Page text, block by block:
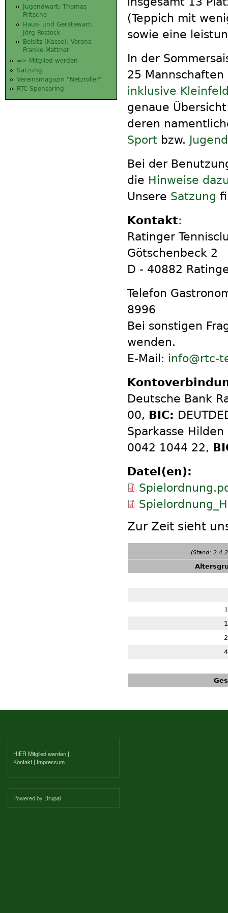
Jugendwart: Thomas
Fritsche
Haus- und Gerätewart:
Jörg Rostock
Beisitz (Kasse): Verena
Franke-Mattner
=> Mitglied werden
Satzung
Vereinsmagazin "Netzroller"
RTC Sponsoring
(Teppich mit
sowie eine
In der
25 Mannschaften
inklusive
genaue
deren
Sport bzw. Jugend
Bei der
die Hinweise
Unsere Satzung
Kontakt:
Ratinger
Götschenbeck 2
D - 40882
Telefon
8996
Bei sonstigen
wenden.
E-Mail: info@rtc-
Deutsche Bank
00, BIC:
Sparkasse
0042 1044 22,
Datei(en):
Zur Zeit sieht
(Stand:
HIER Mitglied werden |
Kontakt | Impressum
Powered by Drupal